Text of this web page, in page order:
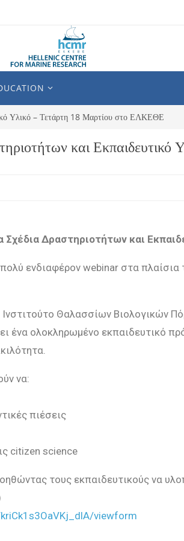
Υλικό – Τετάρτη 18 Μαρτίου στο ΕΛΚΕΘΕ
και Εκπαιδευτικό
Δραστηριοτήτων και
ενδιαφέρον webinar στα
Θαλασσίων Βιολογικών
ολοκληρωμένο εκπαιδευτικό
να:
πιέσεις
citizen science
τους εκπαιδευτικούς να
viewform